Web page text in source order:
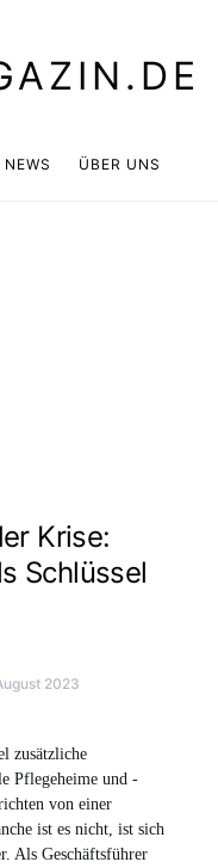
NEWS ÜBER UNS
Krise:
Schlüssel
2023
zusätzliche
Pflegeheime und -
von einer
ist es nicht, ist sich
Als Geschäftsführer